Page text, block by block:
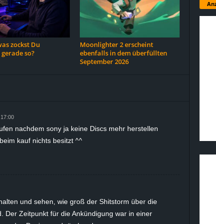
zockst Du
so?
Moonlighter 2 erscheint
ebenfalls in dem überfüllten
September 2026
nachdem sony ja keine Discs mehr herstellen
kauf nichts besitzt ^^
und sehen, wie groß der Shitstorm über die
Der Zeitpunkt für die Ankündigung war in einer